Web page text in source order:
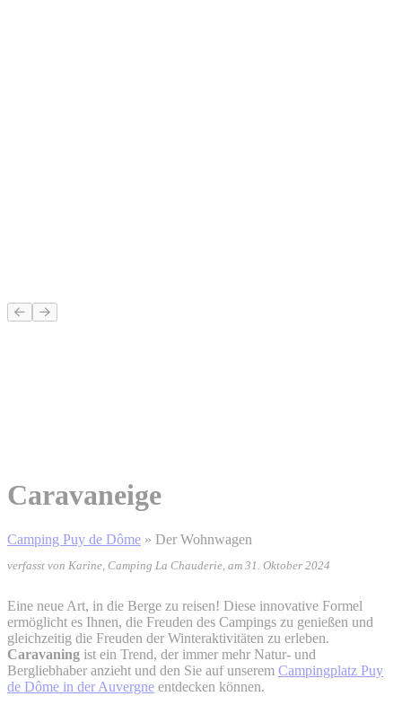
Caravaneige
Camping Puy de Dôme » Der Wohnwagen
verfasst von Karine, Camping La Chauderie, am 31. Oktober 2024
Eine neue Art, in die Berge zu reisen! Diese innovative Formel
ermöglicht es Ihnen, die Freuden des Campings zu genießen und
gleichzeitig die Freuden der Winteraktivitäten zu erleben.
Caravaning ist ein Trend, der immer mehr Natur- und
Bergliebhaber anzieht und den Sie auf unserem Campingplatz Puy
de Dôme in der Auvergne entdecken können.